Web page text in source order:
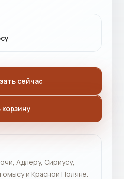
сейчас
корзину
Адлеру, Сириусу,
и Красной Поляне.